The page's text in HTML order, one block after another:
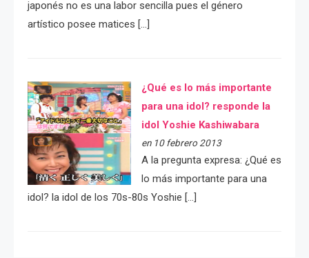
japonés no es una labor sencilla pues el género
artístico posee matices […]
¿Qué es lo más importante
para una idol? responde la
idol Yoshie Kashiwabara
en 10 febrero 2013
A la pregunta expresa: ¿Qué es
lo más importante para una
idol? la idol de los 70s-80s Yoshie […]